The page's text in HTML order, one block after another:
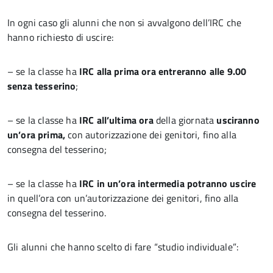
In ogni caso gli alunni che non si avvalgono dell’IRC che
hanno richiesto di uscire:
– se la classe ha IRC alla prima oraentreranno alle 9.00
senza tesserino;
– se la classe ha IRC all’ultima oradella giornata usciranno
un’ora prima,con autorizzazione dei genitori, fino alla
consegna del tesserino;
– se la classe ha IRC in un’ora intermedia potranno uscire
in quell’ora con un’autorizzazione dei genitori, fino alla
consegna del tesserino.
Gli alunni che hanno scelto di fare “studio individuale”: